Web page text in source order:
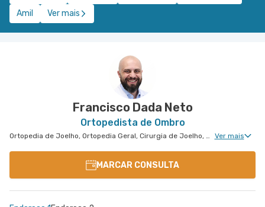
Amil
Ver mais
Francisco Dada Neto
Ortopedista de Ombro
Ortopedia de Joelho, Ortopedia Geral, Cirurgia de Joelho, Ortopedia de Cotovelo, Cirurgia de Cotovelo, Cirurgia de Ombro Ver mais
MARCAR CONSULTA